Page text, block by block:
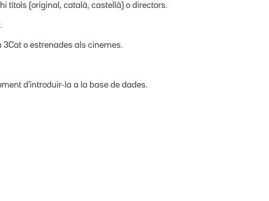
títols (original, català, castellà) o directors.
3Cat o estrenades als cinemes.
d'introduir-la a la base de dades.